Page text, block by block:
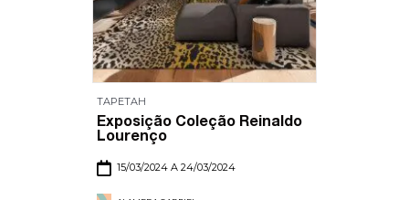
TAPETAH
Exposição Coleção Reinaldo
Lourenço
15/03/2024 A 24/03/2024